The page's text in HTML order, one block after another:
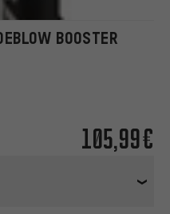
BOOSTER
105,99€